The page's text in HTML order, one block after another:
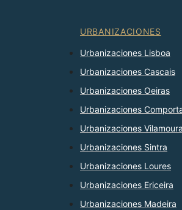
URBANIZACIONES
Urbanizaciones Lisboa
Urbanizaciones Cascais
Urbanizaciones Oeiras
Urbanizaciones
Urbanizaciones Vilamoura
Urbanizaciones Sintra
Urbanizaciones Loures
Urbanizaciones Ericeira
Urbanizaciones Madeira